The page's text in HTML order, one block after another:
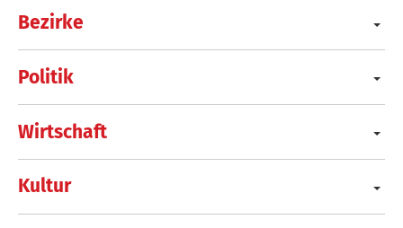
Bezirke
Politik
Wirtschaft
Kultur